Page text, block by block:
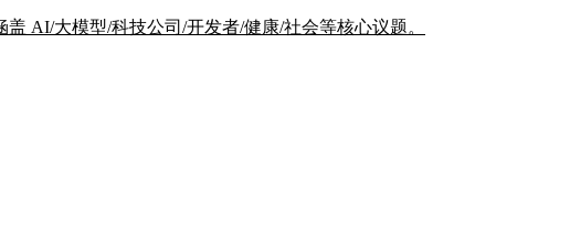
AI/大模型/科技公司/开发者/健康/社会等核心议题。